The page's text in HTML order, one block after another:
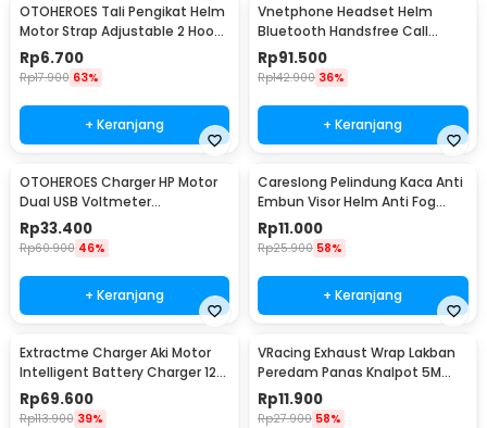
OTOHEROES Tali Pengikat Helm
Motor Strap Adjustable 2 Hook
60cm - WP01
Rp6.700
Rp17.900 63%
+ Keranjang
Vnetphone Headset Helm
Bluetooth Handsfree Call
Music Motor 180mAh - BT8
Rp91.500
Rp142.900 36%
+ Keranjang
OTOHEROES Charger HP Motor
Dual USB Voltmeter
Waterproof 4.2A - Y451
Rp33.400
Rp60.900 46%
+ Keranjang
Careslong Pelindung Kaca Anti
Embun Visor Helm Anti Fog
24.5x9cm - CA-25
Rp11.000
Rp25.900 58%
+ Keranjang
Extractme Charger Aki Motor
Intelligent Battery Charger 12V
2A - H-2
Rp69.600
Rp113.900 39%
VRacing Exhaust Wrap Lakban
Peredam Panas Knalpot 5M
50mm - MD-1901
Rp11.900
Rp27.900 58%